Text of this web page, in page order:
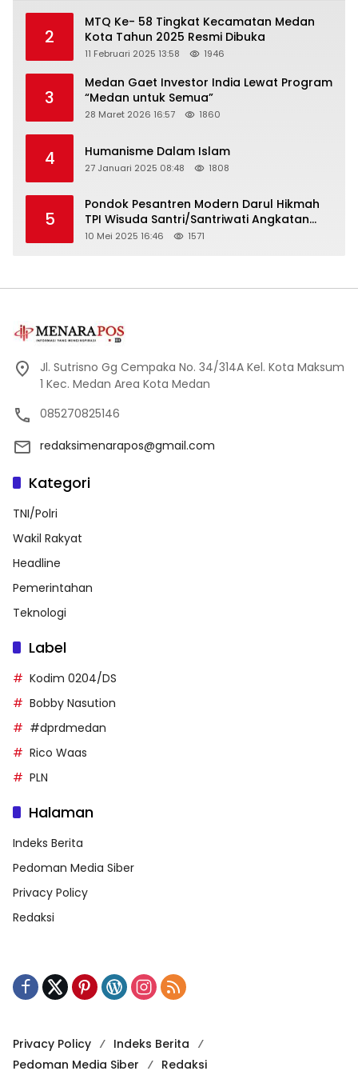
2
MTQ Ke- 58 Tingkat Kecamatan Medan
Kota Tahun 2025 Resmi Dibuka
11 Februari 2025 13:58 1946
3
Medan Gaet Investor India Lewat Program
“Medan untuk Semua”
28 Maret 2026 16:57 1860
4 Humanisme Dalam Islam
27 Januari 2025 08:48 1808
5
Pondok Pesantren Modern Darul Hikmah
TPI Wisuda Santri/Santriwati Angkatan
XXXIII
10 Mei 2025 16:46 1571
Jl. Sutrisno Gg Cempaka No. 34/314A Kel. Kota Maksum
1 Kec. Medan Area Kota Medan
085270825146
redaksimenarapos@gmail.com
Kategori
TNI/Polri
Wakil Rakyat
Headline
Pemerintahan
Teknologi
Label
Kodim 0204/DS
Bobby Nasution
#dprdmedan
Rico Waas
PLN
Halaman
Indeks Berita
Pedoman Media Siber
Privacy Policy
Redaksi
Privacy Policy
Indeks Berita
Pedoman Media Siber
Redaksi